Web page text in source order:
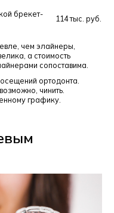
брекет-
114 тыс. руб.
чем элайнеры,
а стоимость
сопоставима.
ортодонта.
чинить.
графику.